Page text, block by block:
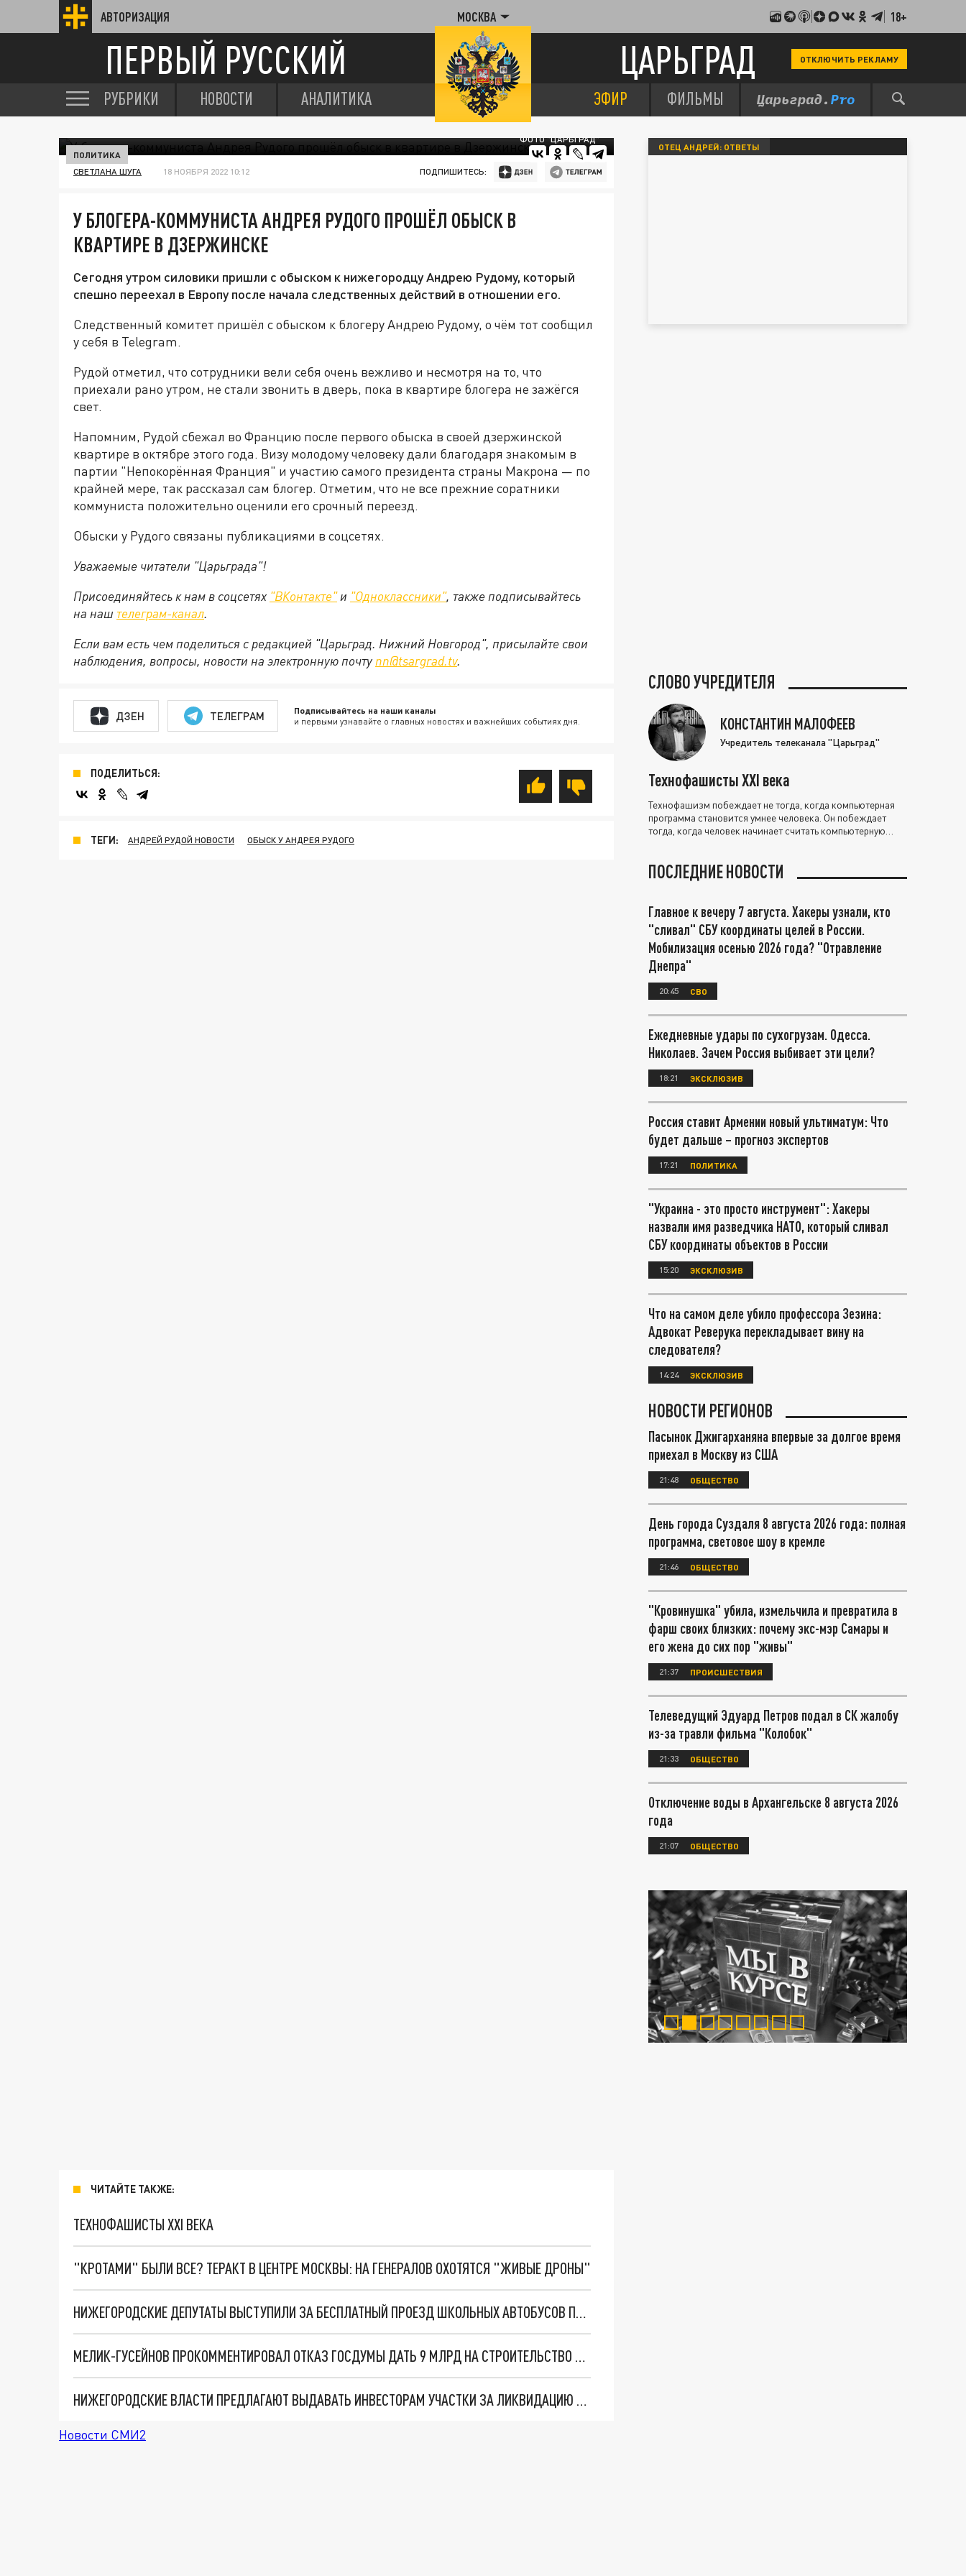
АВТОРИЗАЦИЯ МОСКВА 18+
ПЕРВЫЙ РУССКИЙ ЦАРЬГРАД ОТКЛЮЧИТЬ РЕКЛАМУ
РУБРИКИ НОВОСТИ АНАЛИТИКА ЭФИР ФИЛЬМЫ
ФОТО "ЦАРЬГРАД"
ПОЛИТИКА
СВЕТЛАНА ШУГА 18 НОЯБРЯ 2022 10:12 ПОДПИШИТЕСЬ:
У БЛОГЕРА-КОММУНИСТА АНДРЕЯ РУДОГО ПРОШЁЛ ОБЫСК В
КВАРТИРЕ В ДЗЕРЖИНСКЕ
Сегодня утром силовики пришли с обыском к нижегородцу Андрею Рудому, который
спешно переехал в Европу после начала следственных действий в отношении его.
Следственный комитет пришёл с обыском к блогеру Андрею Рудому, о чём тот сообщил
у себя в Telegram.
Рудой отметил, что сотрудники вели себя очень вежливо и несмотря на то, что
приехали рано утром, не стали звонить в дверь, пока в квартире блогера не зажёгся
свет.
Напомним, Рудой сбежал во Францию после первого обыска в своей дзержинской
квартире в октябре этого года. Визу молодому человеку дали благодаря знакомым в
партии "Непокорённая Франция" и участию самого президента страны Макрона — по
крайней мере, так рассказал сам блогер. Отметим, что не все прежние соратники
коммуниста положительно оценили его срочный переезд.
Обыски у Рудого связаны публикациями в соцсетях.
Уважаемые читатели "Царьграда"!
Присоединяйтесь к нам в соцсетях "ВКонтакте"и "Одноклассники", также подписывайтесь
на наш телеграм-канал.
Если вам есть чем поделиться с редакцией "Царьград. Нижний Новгород", присылайте свои
наблюдения, вопросы, новости на электронную почту nn@tsargrad.tv.
ДЗЕН ТЕЛЕГРАМ Подписывайтесь на наши каналы
и первыми узнавайте о главных новостях и важнейших событиях дня.
ПОДЕЛИТЬСЯ:
ТЕГИ: АНДРЕЙ РУДОЙ НОВОСТИ ОБЫСК У АНДРЕЯ РУДОГО
ЧИТАЙТЕ ТАКЖЕ:
ТЕХНОФАШИСТЫ XXI ВЕКА
"КРОТАМИ" БЫЛИ ВСЕ? ТЕРАКТ В ЦЕНТРЕ МОСКВЫ: НА ГЕНЕРАЛОВ ОХОТЯТСЯ "ЖИВЫЕ ДРОНЫ"
НИЖЕГОРОДСКИЕ ДЕПУТАТЫ ВЫСТУПИЛИ ЗА БЕСПЛАТНЫЙ ПРОЕЗД ШКОЛЬНЫХ АВТОБУСОВ ПО ПЛАТНЫМ ДОРОГАМ
МЕЛИК-ГУСЕЙНОВ ПРОКОММЕНТИРОВАЛ ОТКАЗ ГОСДУМЫ ДАТЬ 9 МЛРД НА СТРОИТЕЛЬСТВО НИЖЕГОРОДСКОГО ОНКОЦЕНТРА
НИЖЕГОРОДСКИЕ ВЛАСТИ ПРЕДЛАГАЮТ ВЫДАВАТЬ ИНВЕСТОРАМ УЧАСТКИ ЗА ЛИКВИДАЦИЮ СВАЛОК
Новости СМИ2
ОТЕЦ АНДРЕЙ: ОТВЕТЫ
СЛОВО УЧРЕДИТЕЛЯ
КОНСТАНТИН МАЛОФЕЕВ
Учредитель телеканала "Царьград"
Технофашисты XXI века
Технофашизм побеждает не тогда, когда компьютерная
программа становится умнее человека. Он побеждает
тогда, когда человек начинает считать компьютерную
ПОСЛЕДНИЕ НОВОСТИ
Главное к вечеру 7 августа. Хакеры узнали, кто
"сливал" СБУ координаты целей в России.
Мобилизация осенью 2026 года? "Отравление
Днепра"
20:45 СВО
Ежедневные удары по сухогрузам. Одесса.
Николаев. Зачем Россия выбивает эти цели?
18:21 ЭКСКЛЮЗИВ
Россия ставит Армении новый ультиматум: Что
будет дальше – прогноз экспертов
17:21 ПОЛИТИКА
"Украина - это просто инструмент": Хакеры
назвали имя разведчика НАТО, который сливал
СБУ координаты объектов в России
15:20 ЭКСКЛЮЗИВ
Что на самом деле убило профессора Зезина:
Адвокат Реверука перекладывает вину на
следователя?
14:24 ЭКСКЛЮЗИВ
НОВОСТИ РЕГИОНОВ
Пасынок Джигарханяна впервые за долгое время
приехал в Москву из США
21:48 ОБЩЕСТВО
День города Суздаля 8 августа 2026 года: полная
программа, световое шоу в кремле
21:46 ОБЩЕСТВО
"Кровинушка" убила, измельчила и превратила в
фарш своих близких: почему экс-мэр Самары и
его жена до сих пор "живы"
21:37 ПРОИСШЕСТВИЯ
Телеведущий Эдуард Петров подал в СК жалобу
из-за травли фильма "Колобок"
21:33 ОБЩЕСТВО
Отключение воды в Архангельске 8 августа 2026
года
21:07 ОБЩЕСТВО